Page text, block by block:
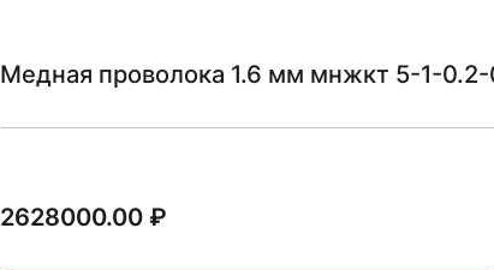
Медная проволока 1.6 мм мнжкт 5-1-0.2-
2628000.00₽